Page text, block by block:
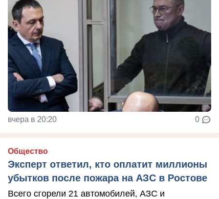
вчера в 20:20 0
Общество
Эксперт ответил, кто оплатит миллионы
убытков после пожара на АЗС в Ростове
Всего сгорели 21 автомобилей, АЗС и